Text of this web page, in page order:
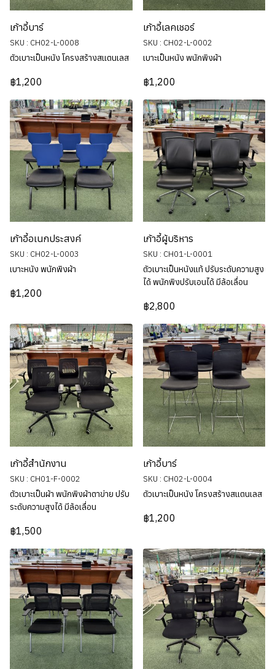
เก้าอี้บาร์
SKU : CH02-L-0008
ตัวเบาะเป็นหนัง โครงสร้างสแตนเลส
฿1,200
เก้าอี้เลคเชอร์
SKU : CH02-L-0002
เบาะเป็นหนัง พนักพิงผ้า
฿1,200
เก้าอี้อเนกประสงค์
SKU : CH02-L-0003
เบาะหนัง พนักพิงผ้า
฿1,200
เก้าอี้ผู้บริหาร
SKU : CH01-L-0001
ตัวเบาะเป็นหนังแท้ ปรับระดับความสูง
ได้ พนักพิงปรับเอนได้ มีล้อเลื่อน
฿2,800
เก้าอี้สำนักงาน
SKU : CH01-F-0002
ตัวเบาะเป็นผ้า พนักพิงผ้าตาข่าย ปรับ
ระดับความสูงได้ มีล้อเลื่อน
฿1,500
เก้าอี้บาร์
SKU : CH02-L-0004
ตัวเบาะเป็นหนัง โครงสร้างสแตนเลส
฿1,200